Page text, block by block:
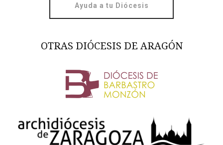
Ayuda a tu Diócesis
OTRAS DIÓCESIS DE ARAGÓN